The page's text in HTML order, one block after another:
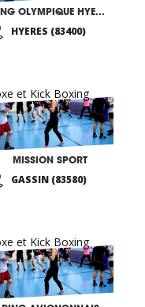
RING OLYMPIQUE HYEROIS BOXE ANGLAISE
HYERES (83400)
et Kick Boxing
MISSION SPORT
GASSIN (83580)
et Kick Boxing